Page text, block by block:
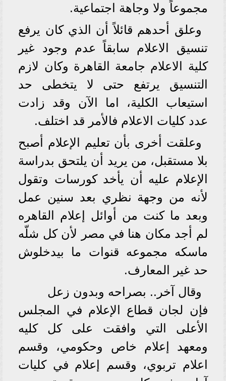
مجموعاً ولا وجاهة اجتماعية.
وعلق أحدهم قائلاً أن الذي كان يرفع
تنسيق الاعلام سابقاً عدم وجود غير
كلية الاعلام جامعة القاهرة وكان لازم
التنسيق يرتفع حتى لا يتخطى حد
استيعاب الكلية، اما الآن وقد زادت
عدد كليات الاعلام فالأمر قد اختلف.
وعلقت أخرى بأن تعليم الإعلام أصبح
بلا مستقبل، من يريد أن يلتحق بدراسة
الإعلام عليه أن يأخد كورسات وتقول
لأنه من وجهة نظري بعد سنين عمل
وبعد ما كنت من أوائل إعلام القاهره
لم أجد مكان هنا في مصر لأن كل شلّه
ماسكه مجموعه قنوات ما بيدخلوش
حد غير المعارف.
وقال آخر.. بصراحه وبدون زعل
فإن لجان قطاع الإعلام في المجلس
الأعلى التي وافقت على كل كليه
ومعهد إعلام خاص وحكومي، وقسم
اعلام تربوي، وقسم إعلام في كليات